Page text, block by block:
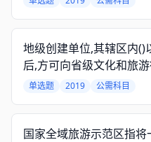
地级创建单位,其辖区内
后,方可向省级文化和旅
单选题 2019 公需科目
国家全域旅游示范区指